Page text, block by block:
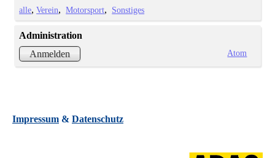
alle Verein Motorsport Sonstiges
Administration
Anmelden
Atom
Impressum & Datenschutz